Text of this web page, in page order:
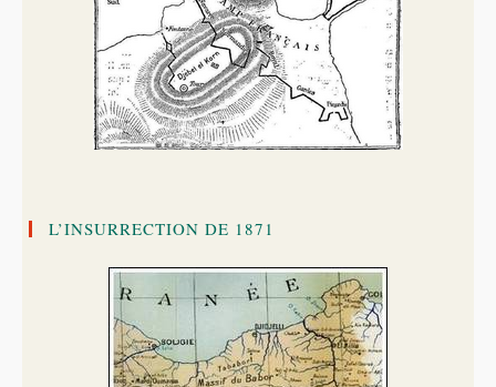
L’INSURRECTION DE 1871